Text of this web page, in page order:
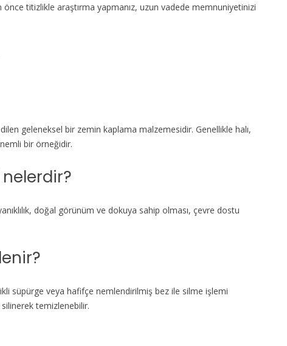
titizlikle araştırma yapmanız, uzun vadede memnuniyetinizi
geleneksel bir zemin kaplama malzemesidir. Genellikle halı,
bir örneğidir.
doğal görünüm ve dokuya sahip olması, çevre dostu
süpürge veya hafifçe nemlendirilmiş bez ile silme işlemi
temizlenebilir.